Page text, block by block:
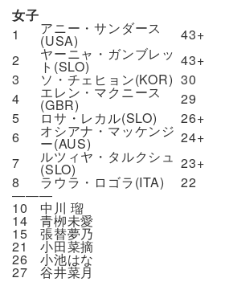
女子
1
アニー・サンダース
(USA)
43+
2
ヤーニャ・ガンブレッ
ト(SLO)
43+
3
ソ・チェヒョン(KOR) 30
4
エレン・マクニース
(GBR)
29
5
ロサ・レカル(SLO)
26+
6
オシアナ・マッケンジ
ー(AUS)
24+
7
ルツィヤ・タルクシュ
(SLO)
23+
8
ラウラ・ロゴラ(ITA) 22
―――
10 中川 瑠
14 青栁未愛
15 張替夢乃
21 小田菜摘
26 小池はな
27 谷井菜月